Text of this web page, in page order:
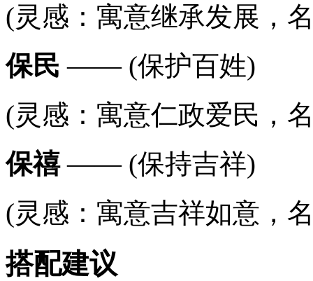
(灵感：寓意继承发展，
保民 —— (保护百姓)
(灵感：寓意仁政爱民，
保禧—— (保持吉祥)
(灵感：寓意吉祥如意，
搭配建议